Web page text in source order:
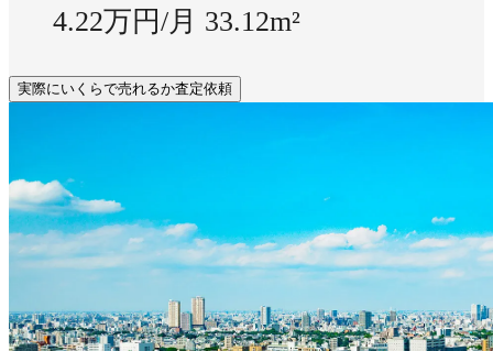
4.22万円/月 33.12m²
実際にいくらで売れるか査定依頼